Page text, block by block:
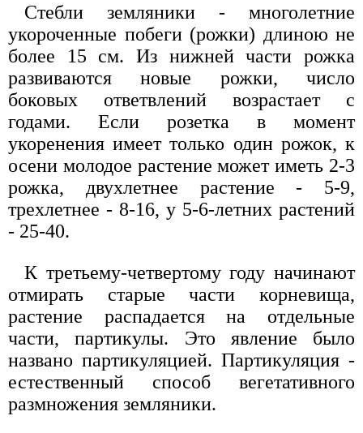
Стебли земляники - многолетние
укороченные побеги (рожки) длиною не
более 15 см. Из нижней части рожка
развиваются новые рожки, число
боковых ответвлений возрастает с
годами. Если розетка в момент
укоренения имеет только один рожок, к
осени молодое растение может иметь 2-3
рожка, двухлетнее растение - 5-9,
трехлетнее - 8-16, у 5-6-летних растений
- 25-40.
К третьему-четвертому году начинают
отмирать старые части корневища,
растение распадается на отдельные
части, партикулы. Это явление было
названо партикуляцией. Партикуляция -
естественный способ вегетативного
размножения земляники.